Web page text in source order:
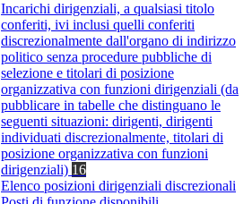
Incarichi dirigenziali, a qualsiasi titolo
conferiti, ivi inclusi quelli conferiti
discrezionalmente dall'organo di indirizzo
politico senza procedure pubbliche di
selezione e titolari di posizione
organizzativa con funzioni dirigenziali (da
pubblicare in tabelle che distinguano le
seguenti situazioni: dirigenti, dirigenti
individuati discrezionalmente, titolari di
posizione organizzativa con funzioni
dirigenziali) 16
Elenco posizioni dirigenziali discrezionali